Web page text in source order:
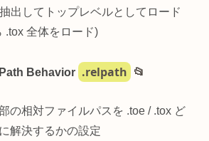
出してトップレベルとしてロード
.tox 全体をロード)
Behavior .relpath 📂
の相対ファイルパスを .toe / .tox ど
解決するかの設定